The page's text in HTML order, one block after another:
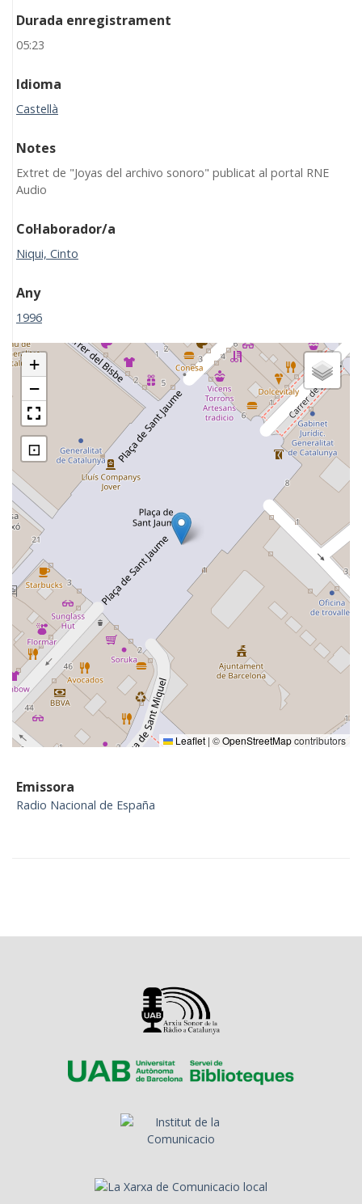
Durada enregistrament
05:23
Idioma
Castellà
Notes
Extret de "Joyas del archivo sonoro" publicat al portal RNE
Audio
Col·laborador/a
Niqui, Cinto
Any
1996
+
−
⊡
Leaflet | ©OpenStreetMapcontributors
Emissora
Radio Nacional de España